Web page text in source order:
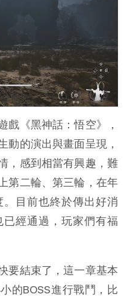
戲《黑神話：悟空》，
動的演出與畫面呈現，
，感到相當有興趣，難
第二輪、第三輪，在年
目前也終於傳出好消
經通過，玩家們有福
要結束了，這一章基本
的BOSS進行戰鬥，比